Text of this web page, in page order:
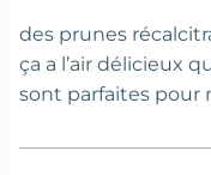
des prunes
ça a l’air délicieux
sont parfaites pour